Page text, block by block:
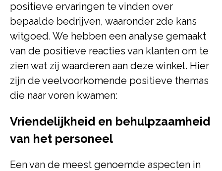
positieve ervaringen te vinden over
bepaalde bedrijven, waaronder 2de kans
witgoed. We hebben een analyse gemaakt
van de positieve reacties van klanten om te
zien wat zij waarderen aan deze winkel. Hier
zijn de veelvoorkomende positieve themas
die naar voren kwamen:
Vriendelijkheid en behulpzaamheid
van het personeel
Een van de meest genoemde aspecten in